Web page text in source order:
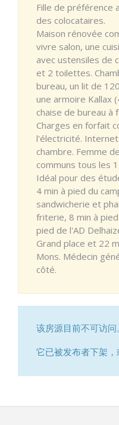
Fille de préférence
des colocataires.
Maison rénovée
vivre salon, une
avec ustensiles de
et 2 toilettes.
bureau, un lit de
une armoire Kallax
chaise de bureau à
Charges en forfait
l'électricité. Internet
chambre. Femme
communs tous les
Idéal pour des
4 min à pied du
sandwicherie et
friterie, 8 min à
pied de l'AD
Grand place et 22
Mons. Médecin
côté.
该房源目前不可访问。
它已被发布者下架，